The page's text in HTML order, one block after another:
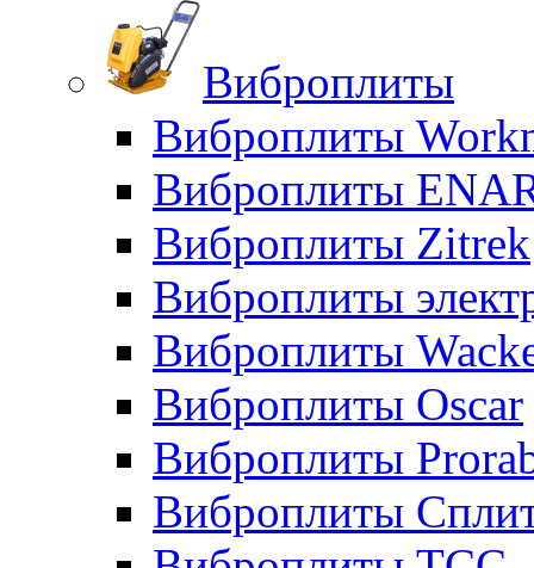
Виброплиты
Виброплиты
Виброплиты
Виброплиты Zitrek
Виброплиты
Виброплиты
Виброплиты Oscar
Виброплиты
Виброплиты